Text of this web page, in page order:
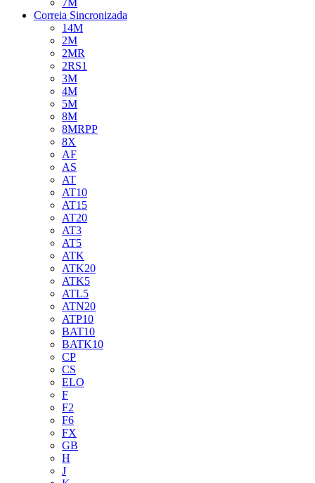
7M
Correia Sincronizada
14M
2M
2MR
2RS1
3M
4M
5M
8M
8MRPP
8X
AF
AS
AT
AT10
AT15
AT20
AT3
AT5
ATK
ATK20
ATK5
ATL5
ATN20
ATP10
BAT10
BATK10
CP
CS
ELO
F
F2
F6
FX
GB
H
J